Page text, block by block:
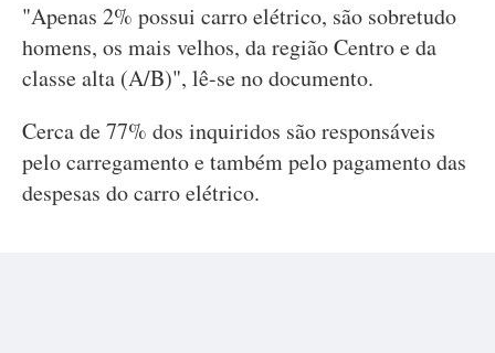
"Apenas 2% possui carro elétrico, são sobretudo
homens, os mais velhos, da região Centro e da
classe alta (A/B)", lê-se no documento.
Cerca de 77% dos inquiridos são responsáveis
pelo carregamento e também pelo pagamento das
despesas do carro elétrico.